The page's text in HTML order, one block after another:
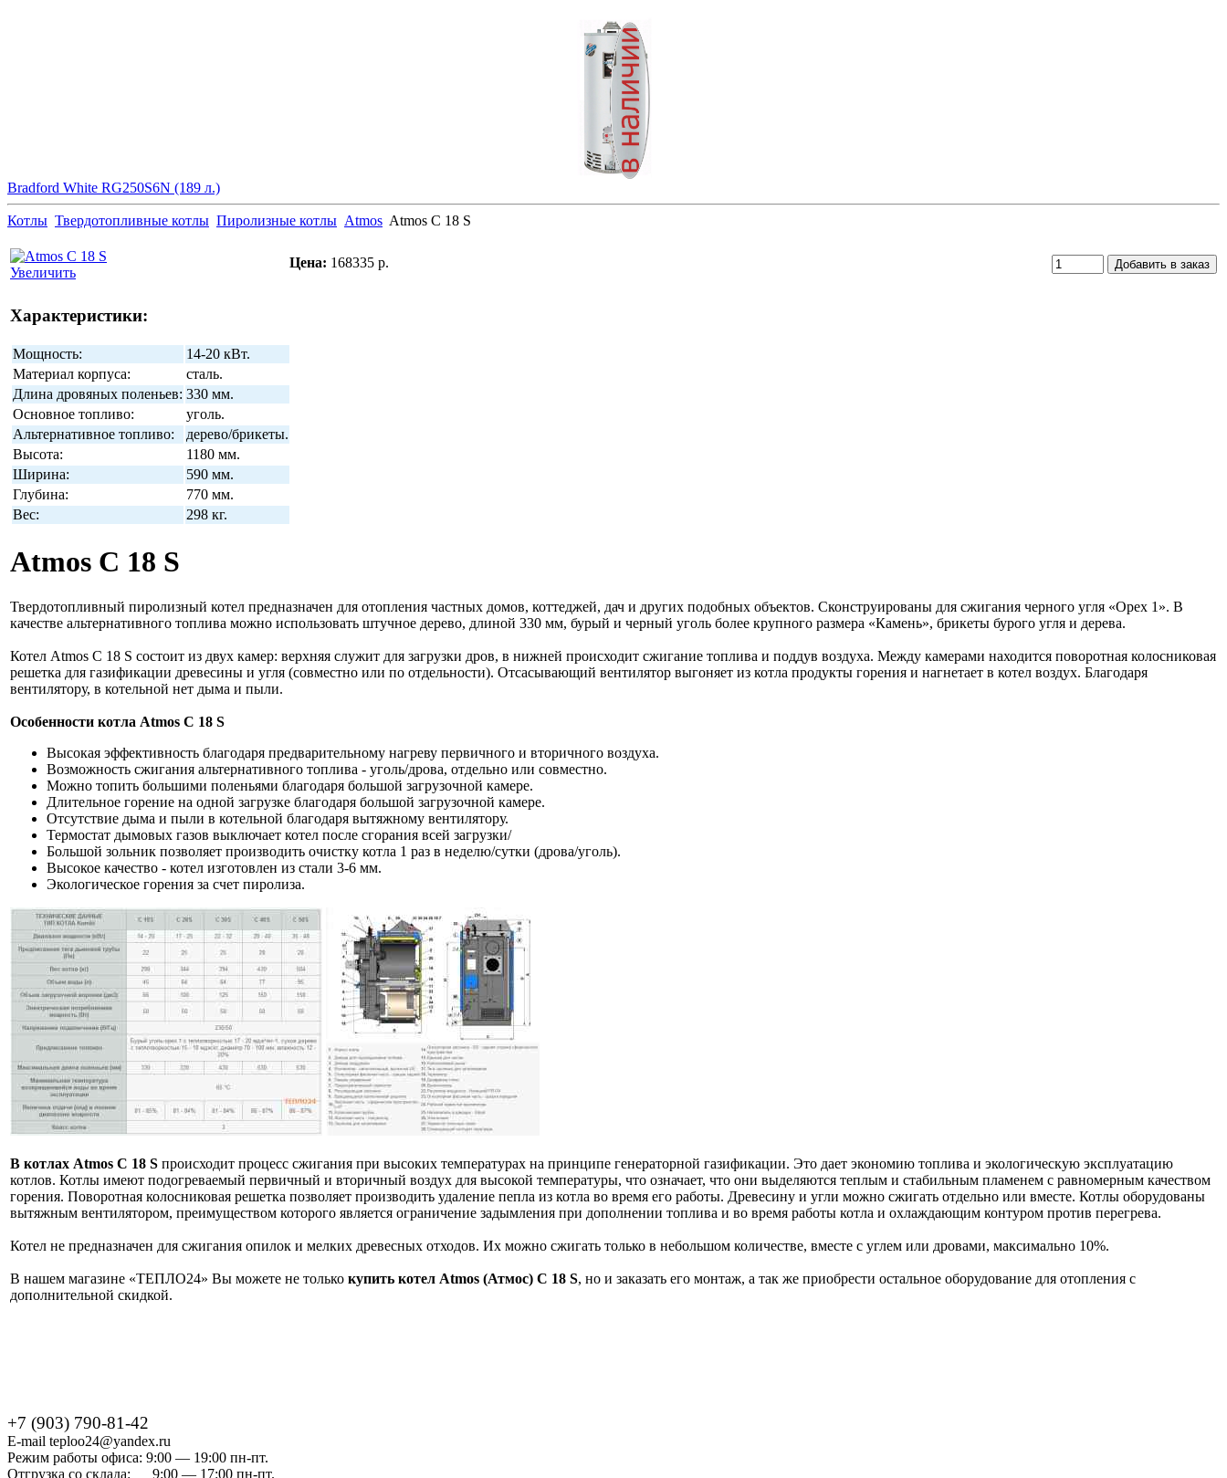
Bradford White RG250S6N (189 л.)
Котлы Твердотопливные котлы Пиролизные котлы Atmos Atmos C 18 S
Увеличить
Цена: 168335 р.
Характеристики:
Мощность:
14-20 кВт.
Материал корпуса:
сталь.
Длина дровяных поленьев: 330 мм.
Основное топливо:
уголь.
Альтернативное топливо:
дерево/брикеты.
Высота:
1180 мм.
Ширина:
590 мм.
Глубина:
770 мм.
Вес:
298 кг.
Atmos C 18 S
Твердотопливный пиролизный котел предназначен для отопления частных домов, коттеджей, дач и других подобных объектов. Сконструированы для сжигания черного угля «Орех 1». В
качестве альтернативного топлива можно использовать штучное дерево, длиной 330 мм, бурый и черный уголь более крупного размера «Камень», брикеты бурого угля и дерева.
Котел Atmos C 18 S состоит из двух камер: верхняя служит для загрузки дров, в нижней происходит сжигание топлива и поддув воздуха. Между камерами находится поворотная колосниковая
решетка для газификации древесины и угля (совместно или по отдельности). Отсасывающий вентилятор выгоняет из котла продукты горения и нагнетает в котел воздух. Благодаря
вентилятору, в котельной нет дыма и пыли.
Особенности котла Atmos C 18 S
Высокая эффективность благодаря предварительному нагреву первичного и вторичного воздуха.
Возможность сжигания альтернативного топлива - уголь/дрова, отдельно или совместно.
Можно топить большими поленьями благодаря большой загрузочной камере.
Длительное горение на одной загрузке благодаря большой загрузочной камере.
Отсутствие дыма и пыли в котельной благодаря вытяжному вентилятору.
Термостат дымовых газов выключает котел после сгорания всей загрузки/
Большой зольник позволяет производить очистку котла 1 раз в неделю/сутки (дрова/уголь).
Высокое качество - котел изготовлен из стали 3-6 мм.
Экологическое горения за счет пиролиза.
В котлах Atmos C 18 S происходит процесс сжигания при высоких температурах на принципе генераторной газификации. Это дает экономию топлива и экологическую эксплуатацию
котлов. Котлы имеют подогреваемый первичный и вторичный воздух для высокой температуры, что означает, что они выделяются теплым и стабильным пламенем с равномерным качеством
горения. Поворотная колосниковая решетка позволяет производить удаление пепла из котла во время его работы. Древесину и угли можно сжигать отдельно или вместе. Котлы оборудованы
вытяжным вентилятором, преимуществом которого является ограничение задымления при дополнении топлива и во время работы котла и охлаждающим контуром против перегрева.
Котел не предназначен для сжигания опилок и мелких древесных отходов. Их можно сжигать только в небольшом количестве, вместе с углем или дровами, максимально 10%.
В нашем магазине «ТЕПЛО24» Вы можете не только купить котел Atmos (Атмос) C 18 S, но и заказать его монтаж, а так же приобрести остальное оборудование для отопления с
дополнительной скидкой.
+7 (903) 790-81-42
E-mail teploo24@yandex.ru
Режим работы офиса: 9:00 — 19:00 пн-пт.
Отгрузка со склада: 9:00 — 17:00 пн-пт.